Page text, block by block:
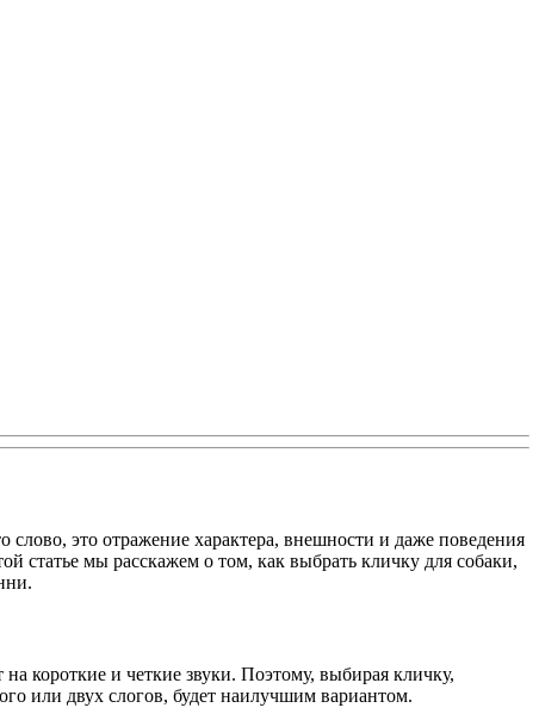
это отражение характера, внешности и даже поведения
статье мы расскажем о том, как выбрать кличку для собаки,
короткие и четкие звуки. Поэтому, выбирая кличку,
или двух слогов, будет наилучшим вариантом.